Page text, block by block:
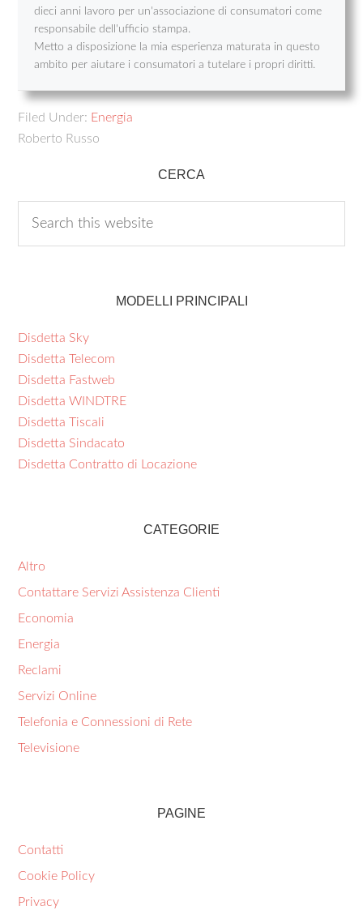
dieci anni lavoro per un'associazione di consumatori come
responsabile dell'ufficio stampa.
Metto a disposizione la mia esperienza maturata in questo
ambito per aiutare i consumatori a tutelare i propri diritti.
Filed Under: Energia
Roberto Russo
CERCA
MODELLI PRINCIPALI
Disdetta Sky
Disdetta Telecom
Disdetta Fastweb
Disdetta WINDTRE
Disdetta Tiscali
Disdetta Sindacato
Disdetta Contratto di Locazione
CATEGORIE
Altro
Contattare Servizi Assistenza Clienti
Economia
Energia
Reclami
Servizi Online
Telefonia e Connessioni di Rete
Televisione
PAGINE
Contatti
Cookie Policy
Privacy